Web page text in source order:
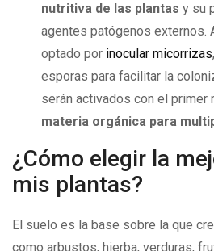
nutritiva de las plantas y su
agentes patógenos externos.
optado por inocular micorrizas
esporas para facilitar la
serán activados con el primer
materia orgánica para
¿Cómo elegir la
mis plantas?
El suelo es la base sobre la que
como arbustos, hierba, verduras,